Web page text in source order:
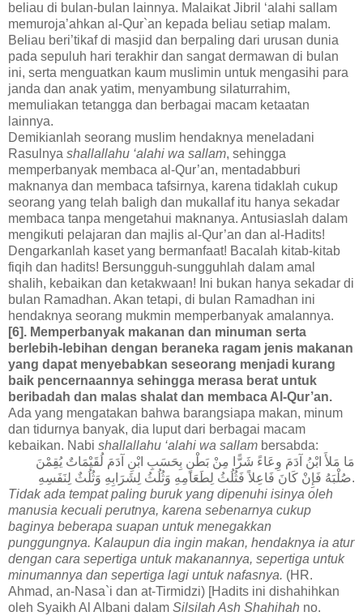
beliau di bulan-bulan lainnya. Malaikat Jibril ‘alahi sallam
memuroja’ahkan al-Qur`an kepada beliau setiap malam.
Beliau beri’tikaf di masjid dan berpaling dari urusan dunia
pada sepuluh hari terakhir dan sangat dermawan di bulan
ini, serta menguatkan kaum muslimin untuk mengasihi para
janda dan anak yatim, menyambung silaturrahim,
memuliakan tetangga dan berbagai macam ketaatan
lainnya.
Demikianlah seorang muslim hendaknya meneladani
Rasulnya shallallahu ‘alahi wa sallam, sehingga
memperbanyak membaca al-Qur’an, mentadabburi
maknanya dan membaca tafsirnya, karena tidaklah cukup
seorang yang telah baligh dan mukallaf itu hanya sekadar
membaca tanpa mengetahui maknanya. Antusiaslah dalam
mengikuti pelajaran dan majlis al-Qur’an dan al-Hadits!
Dengarkanlah kaset yang bermanfaat! Bacalah kitab-kitab
fiqih dan hadits! Bersungguh-sungguhlah dalam amal
shalih, kebaikan dan ketakwaan! Ini bukan hanya sekadar di
bulan Ramadhan. Akan tetapi, di bulan Ramadhan ini
hendaknya seorang mukmin memperbanyak amalannya.
[6]. Memperbanyak makanan dan minuman serta
berlebih-lebihan dengan beraneka ragam jenis makanan
yang dapat menyebabkan seseorang menjadi kurang
baik pencernaannya sehingga merasa berat untuk
beribadah dan malas shalat dan membaca Al-Qur’an.
Ada yang mengatakan bahwa barangsiapa makan, minum
dan tidurnya banyak, dia luput dari berbagai macam
kebaikan. Nabi shallallahu ‘alahi wa sallam bersabda:
مَا مَلأَ ابْنُ آدَمَ وِعَاءً شَرًّا مِنْ بَطْنٍ بِحَسَبِ ابْنِ آدَمَ لُقَيْمَاتٌ يُقِمْنَ
صُلْبَهُ فَإِنْ كَانَ فَاعِلاً فَثُلُثُ لِطَعَامِهِ وَثُلُثُ لِشَرَابِهِ وَثُلُثٌ لِنَفَسِهِ.
Tidak ada tempat paling buruk yang dipenuhi isinya oleh
manusia kecuali perutnya, karena sebenarnya cukup
baginya beberapa suapan untuk menegakkan
punggungnya. Kalaupun dia ingin makan, hendaknya ia atur
dengan cara sepertiga untuk makanannya, sepertiga untuk
minumannya dan sepertiga lagi untuk nafasnya. (HR.
Ahmad, an-Nasa`i dan at-Tirmidzi) [Hadits ini dishahihkan
oleh Syaikh Al Albani dalam Silsilah Ash Shahihah no.